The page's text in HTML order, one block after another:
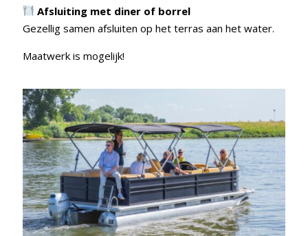
Afsluiting met diner of borrel
Gezellig samen afsluiten op het terras aan het water.
Maatwerk is mogelijk!